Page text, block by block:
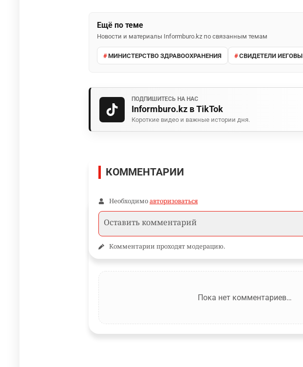
Ещё по теме
Новости и материалы Informburo.kz по связанным темам
МИНИСТЕРСТВО ЗДРАВООХРАНЕНИЯ СВИДЕТЕЛИ ИЕГОВЫ
ПОДПИШИТЕСЬ НА НАС
Informburo.kz в TikTok
Короткие видео и важные истории дня.
КОММЕНТАРИИ
Необходимоавторизоваться
Комментарии проходят модерацию.
Пока нет комментариев…